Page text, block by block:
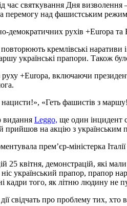
час святкування Дня
та перемогу над фашистським
демократичних рухів +Europa
повторюють кремлівські
українські прапори. Також
+Europa, включаючи
«Геть фашистів з
видання Leggo, ще один інцидент
прийшов на акцію з українським
прем’єр-міністерка
25 квітня, демонстрацій, які
український прапор, прапор
кадри того, як літню людину не
свідчать про проблему тих,